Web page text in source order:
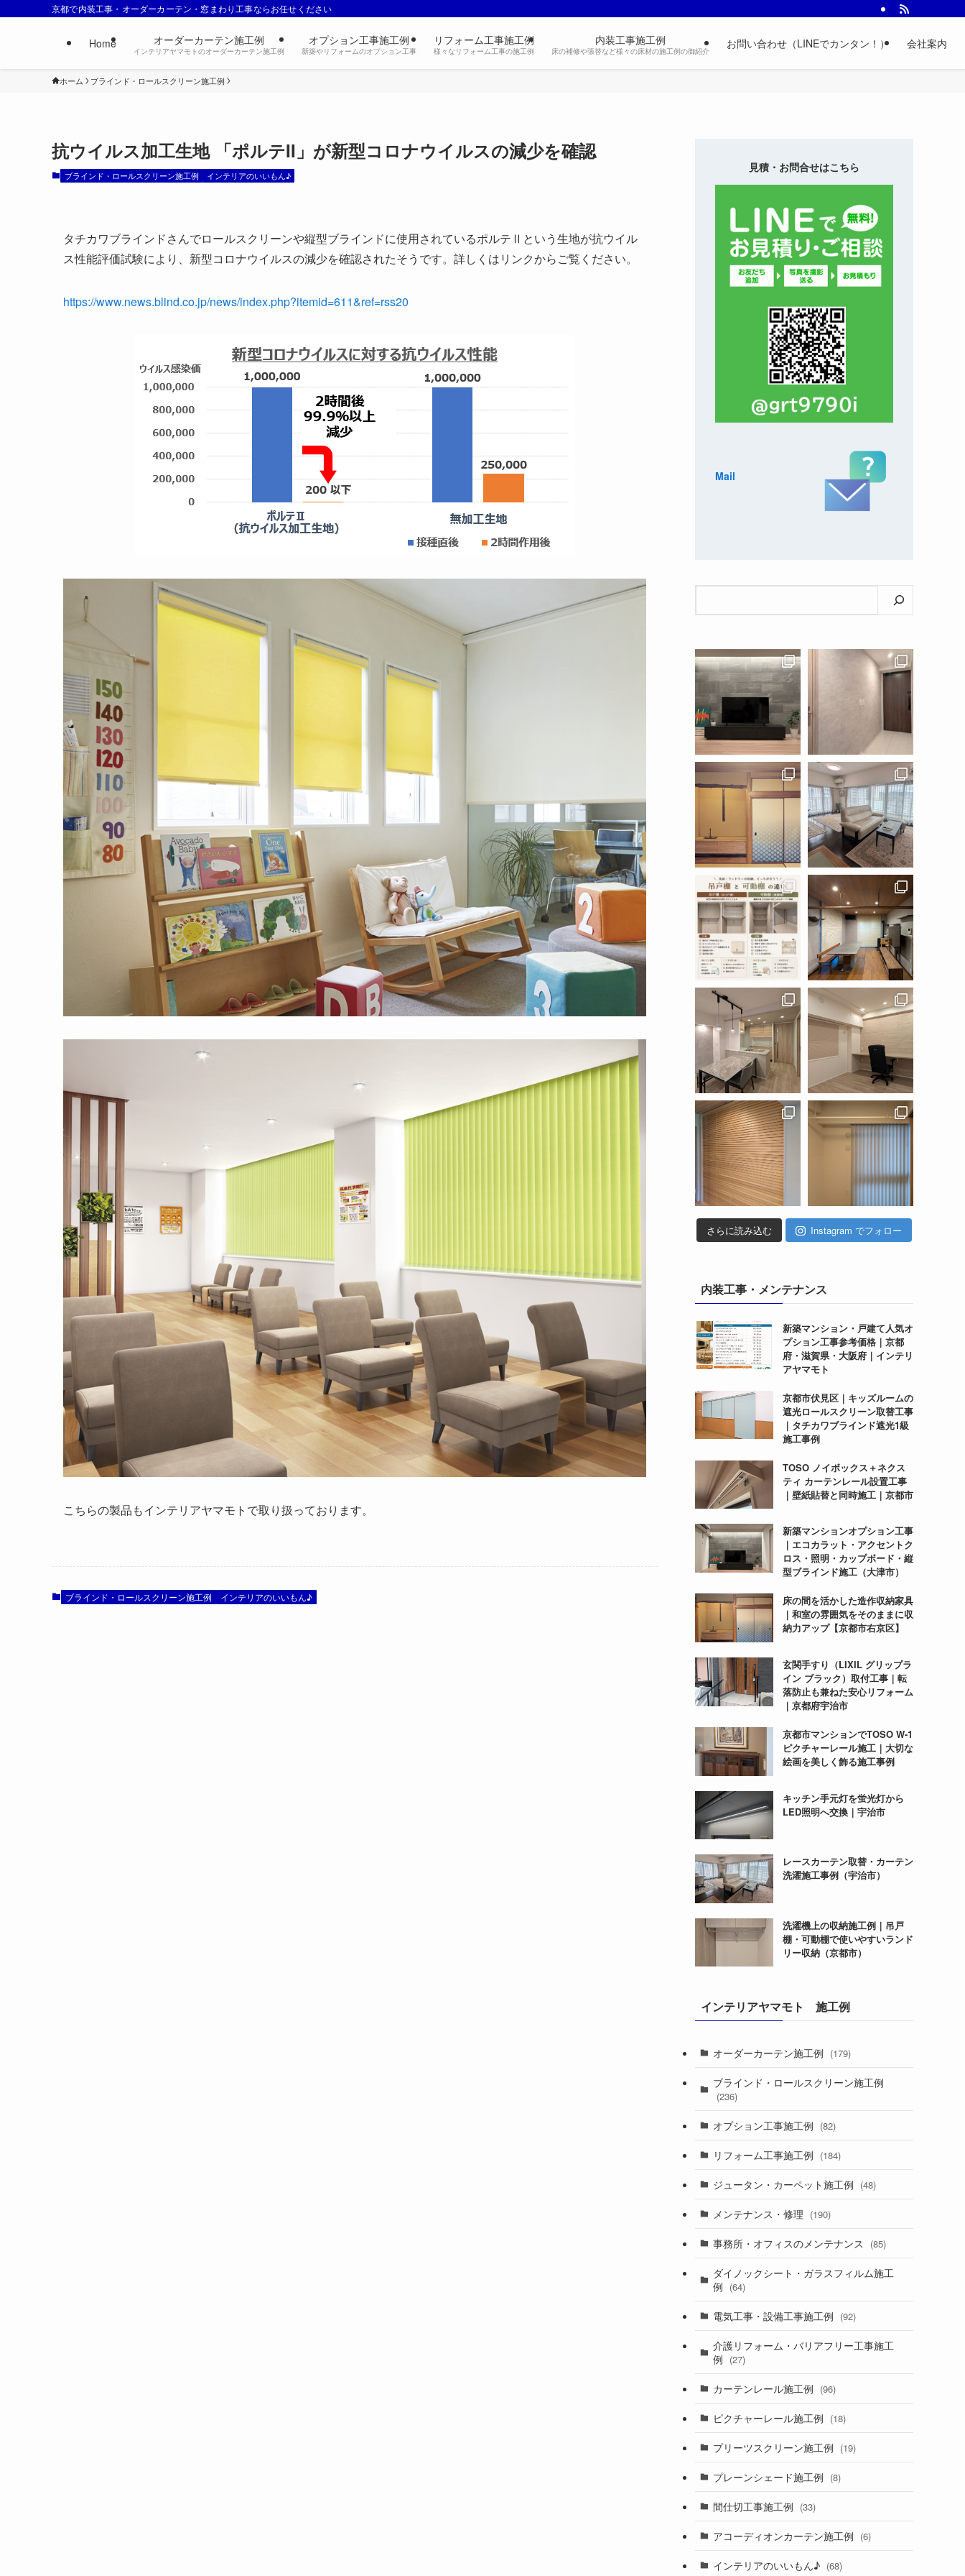
京都で内装工事・オーダーカーテン・窓まわり工事ならお任せください
Home オーダーカーテン施工例
インテリアヤマモトのオーダーカーテン施工例
オプション工事施工例
新築やリフォームのオプション工事
リフォーム工事施工例
様々なリフォーム工事の施工例
内装工事施工例
床の補修や張替など様々の床材の施工例の御紹介
お問い合わせ（LINEでカンタン！） 会社案内
ホーム ブラインド・ロールスクリーン施工例
抗ウイルス加工生地 「ポルテII」が新型コロナウイルスの減少を確認
ブラインド・ロールスクリーン施工例 インテリアのいいもん♪
タチカワブラインドさんでロールスクリーンや縦型ブラインドに使用されているポルテⅡという生地が抗ウイル
ス性能評価試験により、新型コロナウイルスの減少を確認されたそうです。詳しくはリンクからご覧ください。
https://www.news.blind.co.jp/news/index.php?itemid=611&ref=rss20
こちらの製品もインテリアヤマモトで取り扱っております。
ブラインド・ロールスクリーン施工例 インテリアのいいもん♪
見積・お問合せはこちら
Mail
さらに読み込む Instagram でフォロー
内装工事・メンテナンス
新築マンション・戸建て人気オ
プション工事参考価格｜京都
府・滋賀県・大阪府｜インテリ
アヤマモト
京都市伏見区｜キッズルームの
遮光ロールスクリーン取替工事
｜タチカワブラインド遮光1級
施工事例
TOSO ノイボックス＋ネクス
ティ カーテンレール設置工事
｜壁紙貼替と同時施工｜京都市
新築マンションオプション工事
｜エコカラット・アクセントク
ロス・照明・カップボード・縦
型ブラインド施工（大津市）
床の間を活かした造作収納家具
｜和室の雰囲気をそのままに収
納力アップ【京都市右京区】
玄関手すり（LIXIL グリップラ
イン ブラック）取付工事｜転
落防止も兼ねた安心リフォーム
｜京都府宇治市
京都市マンションでTOSO W-1
ピクチャーレール施工｜大切な
絵画を美しく飾る施工事例
キッチン手元灯を蛍光灯から
LED照明へ交換｜宇治市
レースカーテン取替・カーテン
洗濯施工事例（宇治市）
洗濯機上の収納施工例｜吊戸
棚・可動棚で使いやすいランド
リー収納（京都市）
インテリアヤマモト 施工例
オーダーカーテン施工例 (179)
ブラインド・ロールスクリーン施工例
(236)
オプション工事施工例 (82)
リフォーム工事施工例 (184)
ジュータン・カーペット施工例 (48)
メンテナンス・修理 (190)
事務所・オフィスのメンテナンス (85)
ダイノックシート・ガラスフィルム施工
例 (64)
電気工事・設備工事施工例 (92)
介護リフォーム・バリアフリー工事施工
例 (27)
カーテンレール施工例 (96)
ピクチャーレール施工例 (18)
プリーツスクリーン施工例 (19)
プレーンシェード施工例 (8)
間仕切工事施工例 (33)
アコーディオンカーテン施工例 (6)
インテリアのいいもん♪ (68)